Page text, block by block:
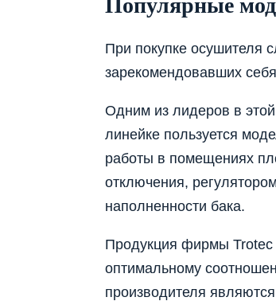
При покупке осушителя
зарекомендовавших
Одним из лидеров в
линейке пользуется
работы в помещениях
отключения,
наполненности бака.
Продукция фирмы Trotec
оптимальному
производителя